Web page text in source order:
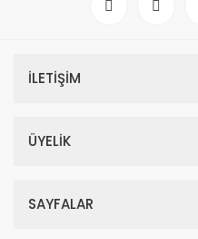
İLETİŞİM
ÜYELİK
SAYFALAR